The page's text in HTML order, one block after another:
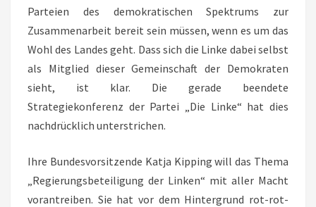
Parteien des demokratischen Spektrums zur
Zusammenarbeit bereit sein müssen, wenn es um das
Wohl des Landes geht. Dass sich die Linke dabei selbst
als Mitglied dieser Gemeinschaft der Demokraten
sieht, ist klar. Die gerade beendete
Strategiekonferenz der Partei „Die Linke“ hat dies
nachdrücklich unterstrichen.
Ihre Bundesvorsitzende Katja Kipping will das Thema
„Regierungsbeteiligung der Linken“ mit aller Macht
vorantreiben. Sie hat vor dem Hintergrund rot-rot-